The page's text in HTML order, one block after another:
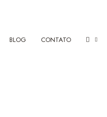
BLOG CONTATO